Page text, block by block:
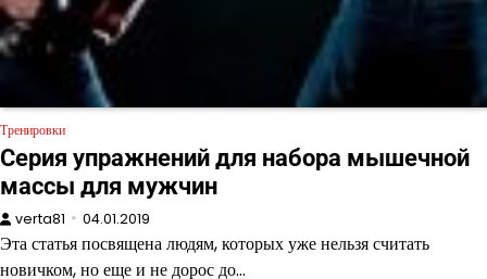
Тренировки
Серия упражнений для набора мышечной
массы для мужчин
verta81 04.01.2019
Эта статья посвящена людям, которых уже нельзя считать
новичком, но еще и не дорос до…